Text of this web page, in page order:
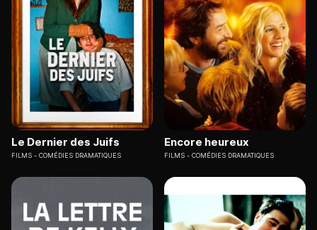
Le Dernier des Juifs
FILMS COMÉDIES DRAMATIQUES
Encore heureux
FILMS COMÉDIES DRAMATIQUES